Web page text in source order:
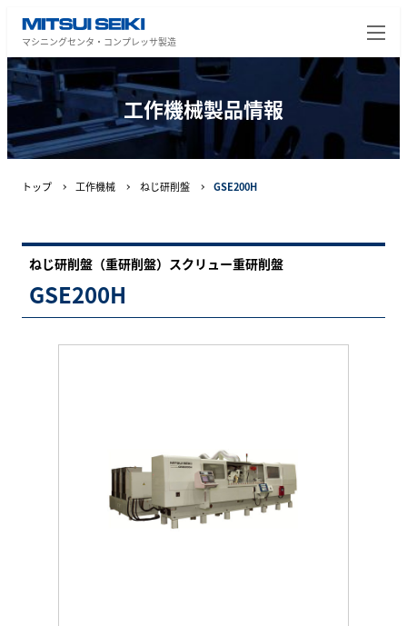
マシニングセンタ・コンプレッサ製造
工作機械製品情報
トップ 工作機械 ねじ研削盤 GSE200H
ねじ研削盤（重研削盤）スクリュー重研削盤
GSE200H